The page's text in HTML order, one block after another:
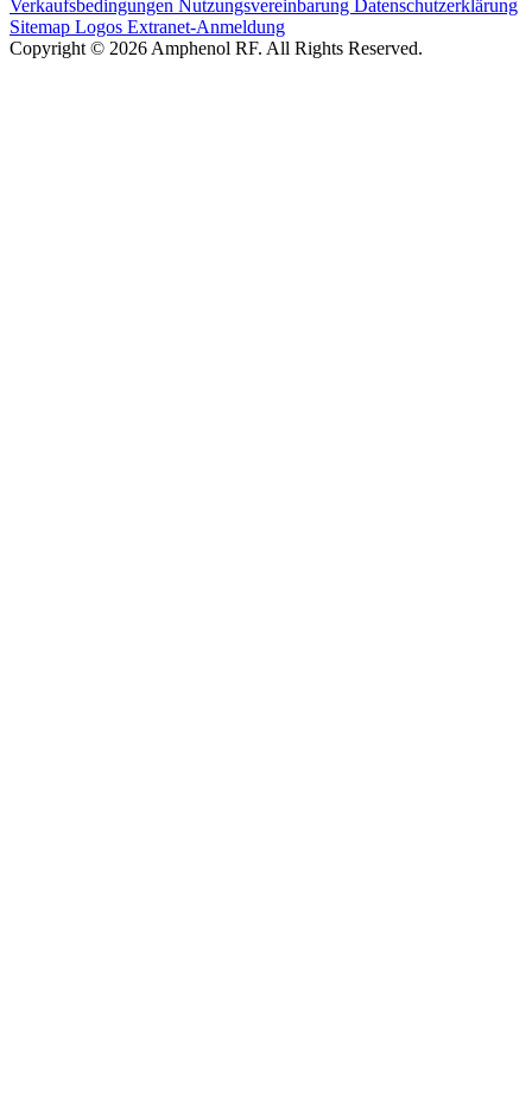
Verkaufsbedingungen Nutzungsvereinbarung
Datenschutzerklärung
Sitemap Logos Extranet-Anmeldung
Copyright © 2026 Amphenol RF. All Rights Reserved.